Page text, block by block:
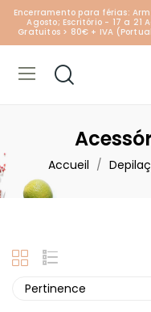
Encerramento para férias:
Agosto; Escritório - 17 a 21
Gratuitos > 80€ + IVA
Accueil
Pertinence